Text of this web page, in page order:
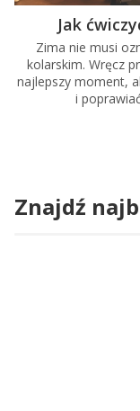
Jak
Zima nie musi
kolarskim. Wręcz
najlepszy moment,
i
Znajdź